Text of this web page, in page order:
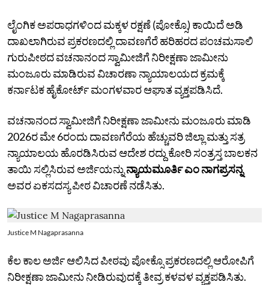
ಲೈಂಗಿಕ ಅಪರಾಧಗಳಿಂದ ಮಕ್ಕಳ ರಕ್ಷಣೆ (ಪೋಕ್ಸೊ) ಕಾಯಿದೆ ಅಡಿ
ದಾಖಲಾಗಿರುವ ಪ್ರಕರಣದಲ್ಲಿ ದಾವಣಗೆರೆ ಹರಿಹರದ ಪಂಚಮಸಾಲಿ
ಗುರುಪೀಠದ ವಚನಾನಂದ ಸ್ವಾಮೀಜಿಗೆ ನಿರೀಕ್ಷಣಾ ಜಾಮೀನು
ಮಂಜೂರು ಮಾಡಿರುವ ವಿಚಾರಣಾ ನ್ಯಾಯಾಲಯದ ಕ್ರಮಕ್ಕೆ
ಕರ್ನಾಟಕ ಹೈಕೋರ್ಟ್ ಮಂಗಳವಾರ ಆಘಾತ ವ್ಯಕ್ತಪಡಿಸಿದೆ.
ವಚನಾನಂದ ಸ್ವಾಮೀಜಿಗೆ ನಿರೀಕ್ಷಣಾ ಜಾಮೀನು ಮಂಜೂರು ಮಾಡಿ
2026ರ ಮೇ 6ರಂದು ದಾವಣಗೆರೆಯ ಹೆಚ್ಚುವರಿ ಜಿಲ್ಲಾ ಮತ್ತು ಸತ್ರ
ನ್ಯಾಯಾಲಯ ಹೊರಡಿಸಿರುವ ಆದೇಶ ರದ್ದು ಕೋರಿ ಸಂತ್ರಸ್ತ ಬಾಲಕನ
ತಾಯಿ ಸಲ್ಲಿಸಿರುವ ಅರ್ಜಿಯನ್ನುನ್ಯಾಯಮೂರ್ತಿ ಎಂ ನಾಗಪ್ರಸನ್ನ
ಅವರ ಏಕಸದಸ್ಯ ಪೀಠ ವಿಚಾರಣೆ ನಡೆಸಿತು.
Justice M Nagaprasanna
ಕೆಲ ಕಾಲ ಅರ್ಜಿ ಆಲಿಸಿದ ಪೀಠವು ಪೋಕ್ಸೊ ಪ್ರಕರಣದಲ್ಲಿ ಆರೋಪಿಗೆ
ನಿರೀಕ್ಷಣಾ ಜಾಮೀನು ನೀಡಿರುವುದಕ್ಕೆ ತೀವ್ರ ಕಳವಳ ವ್ಯಕ್ತಪಡಿಸಿತು.